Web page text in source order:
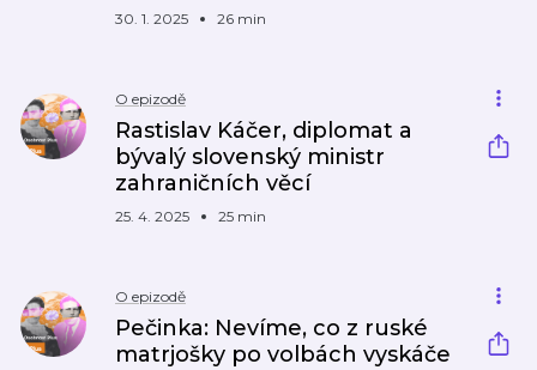
30. 1. 2025 26 min
O epizodě
Rastislav Káčer, diplomat a
bývalý slovenský ministr
zahraničních věcí
25. 4. 2025 25 min
O epizodě
Pečinka: Nevíme, co z ruské
matrjošky po volbách vyskáče